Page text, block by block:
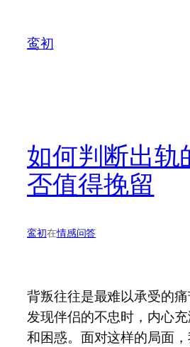
鸾初
如何判断出轨
否值得挽留
鸾初在情感问答
背叛往往是最难以承受的
发现伴侣的不忠时，内心
和困惑。面对这样的局面